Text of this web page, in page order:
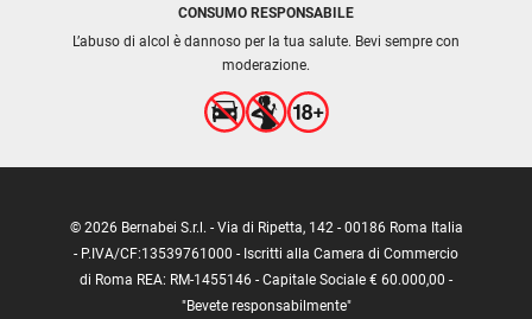
CONSUMO RESPONSABILE
L’abuso di alcol è dannoso per la tua salute. Bevi sempre con
moderazione.
© 2026 Bernabei S.r.l. - Via di Ripetta, 142 - 00186 Roma Italia
- P.IVA/CF:13539761000 - Iscritti alla Camera di Commercio
di Roma REA: RM-1455146 - Capitale Sociale € 60.000,00 -
"Bevete responsabilmente"